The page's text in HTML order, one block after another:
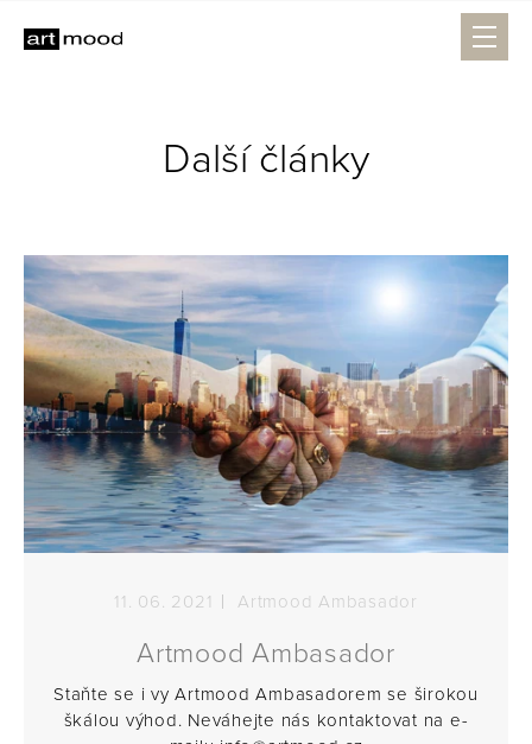
Další články
11. 06. 2021 Artmood Ambasador
Artmood Ambasador
Staňte se i vy Artmood Ambasadorem se širokou
škálou výhod. Neváhejte nás kontaktovat na e-